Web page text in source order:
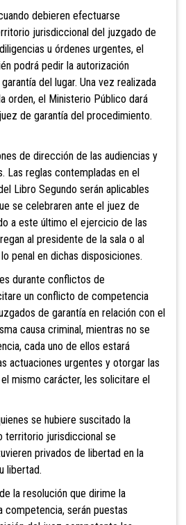
debieren efectuarse
jurisdiccional del juzgado de
u órdenes urgentes, el
podrá pedir la autorización
del lugar. Una vez realizada
orden, el Ministerio Público dará
de garantía del procedimiento.
de dirección de las audiencias y
Las reglas contempladas en el
Libro Segundo serán aplicables
se celebraren ante el juez de
a este último el ejercicio de las
al presidente de la sala o al
penal en dichas disposiciones.
durante conflictos de
un conflicto de competencia
de garantía en relación con el
causa criminal, mientras no se
cada uno de ellos estará
actuaciones urgentes y otorgar las
mismo carácter, les solicitare el
se hubiere suscitado la
territorio jurisdiccional se
privados de libertad en la
libertad.
la resolución que dirime la
competencia, serán puestas